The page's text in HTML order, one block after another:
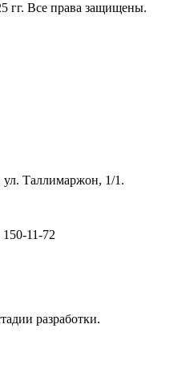
Все права защищены.
Таллимаржон, 1/1.
11-72
разработки.